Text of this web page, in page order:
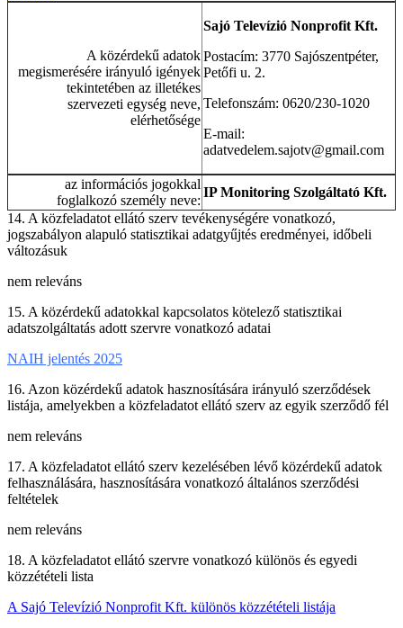
A közérdekű adatok
megismerésére irányuló igények
tekintetében az illetékes
szervezeti egység neve,
elérhetősége
Sajó Televízió Nonprofit Kft.
Postacím: 3770 Sajószentpéter,
Petőfi u. 2.
Telefonszám: 0620/230-1020
E-mail:
adatvedelem.sajotv@gmail.com
az információs jogokkal
foglalkozó személy neve:
IP Monitoring Szolgáltató Kft.
14. A közfeladatot ellátó szerv tevékenységére vonatkozó,
jogszabályon alapuló statisztikai adatgyűjtés eredményei, időbeli
változásuk
nem releváns
15. A közérdekű adatokkal kapcsolatos kötelező statisztikai
adatszolgáltatás adott szervre vonatkozó adatai
NAIH jelentés 2025
16. Azon közérdekű adatok hasznosítására irányuló szerződések
listája, amelyekben a közfeladatot ellátó szerv az egyik szerződő fél
nem releváns
17. A közfeladatot ellátó szerv kezelésében lévő közérdekű adatok
felhasználására, hasznosítására vonatkozó általános szerződési
feltételek
nem releváns
18. A közfeladatot ellátó szervre vonatkozó különös és egyedi
közzétételi lista
A Sajó Televízió Nonprofit Kft. különös közzétételi listája